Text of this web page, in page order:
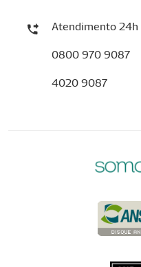
Atendimento 24h
0800 970 9087
4020 9087